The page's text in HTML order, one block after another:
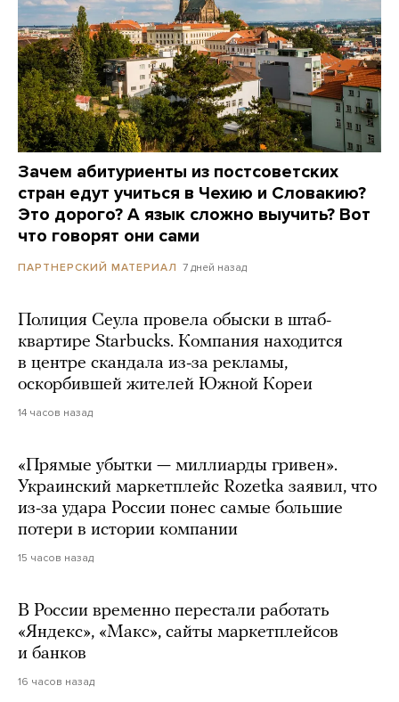
Зачем абитуриенты из постсоветских
стран едут учиться в Чехию и Словакию?
Это дорого? А язык сложно выучить? Вот
что говорят они сами
ПАРТНЕРСКИЙ МАТЕРИАЛ 7 дней назад
Полиция Сеула провела обыски в штаб-
квартире Starbucks. Компания находится
в центре скандала из-за рекламы,
оскорбившей жителей Южной Кореи
14 часов назад
«Прямые убытки — миллиарды гривен».
Украинский маркетплейс Rozetka заявил, что
из-за удара России понес самые большие
потери в истории компании
15 часов назад
В России временно перестали работать
«Яндекс», «Макс», сайты маркетплейсов
и банков
16 часов назад